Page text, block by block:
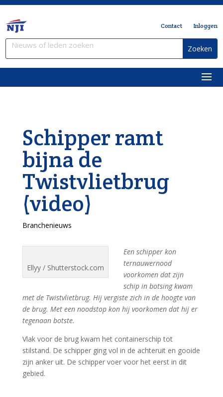
Contact Inloggen
Schipper ramt
bijna de
Twistvlietbrug
(video)
Branchenieuws
Ellyy / Shutterstock.com
Een schipper kon
ternauwernood
voorkomen dat zijn
schip in botsing kwam
met de Twistvlietbrug. Hij vergiste zich in de hoogte van
de brug. Met een noodstop kon hij voorkomen dat hij er
tegenaan botste.
Vlak voor de brug kwam het containerschip tot
stilstand. De schipper ging vol in de achteruit en gooide
zijn anker uit. De schipper voer voor het eerst in dit
gebied.